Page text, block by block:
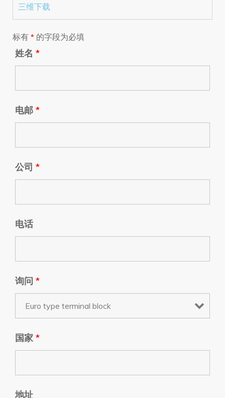
三维下载
标有 * 的字段为必填
姓名 *
电邮 *
公司 *
电话
询问 *
国家 *
地址